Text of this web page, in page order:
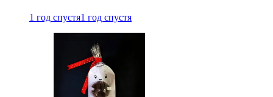
1 год спустя1 год спустя